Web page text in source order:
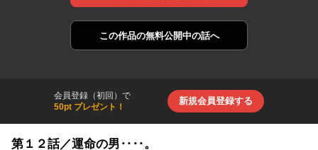
この作品の無料公開中の話へ
会員登録（初回）で
50pt プレゼント！
新規会員登録する
第１２話／運命の男‥‥。